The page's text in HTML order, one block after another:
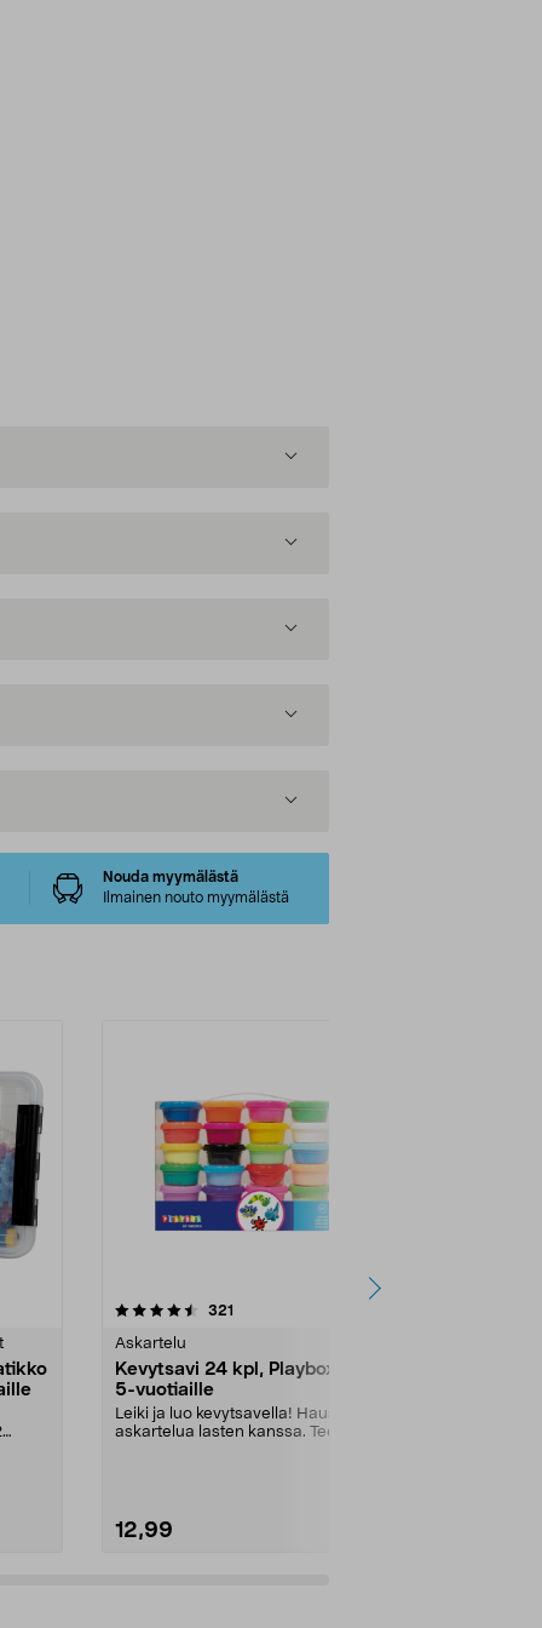
Nouda myymälästä
Ilmainen nouto myymälästä
321
Askartelu
Kevytsavi 24 kpl, Playbox, yli
5-vuotiaille
Leiki ja luo kevytsavella! Hauskaa
askartelua lasten kanssa. Tee
12,99
4.5 viidestä